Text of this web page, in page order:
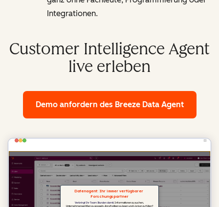
Integrationen.
Customer Intelligence Agent
live erleben
Demo anfordern des Breeze Data Agent